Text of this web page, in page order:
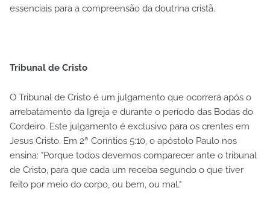
essenciais para a compreensão da doutrina cristã.
Tribunal de Cristo
O Tribunal de Cristo é um julgamento que ocorrerá após o
arrebatamento da Igreja e durante o período das Bodas do
Cordeiro. Este julgamento é exclusivo para os crentes em
Jesus Cristo. Em 2ª Coríntios 5:10, o apóstolo Paulo nos
ensina: "Porque todos devemos comparecer ante o tribunal
de Cristo, para que cada um receba segundo o que tiver
feito por meio do corpo, ou bem, ou mal."